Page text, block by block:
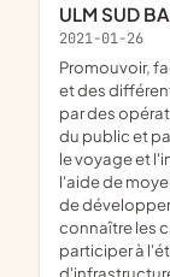
ULM SUD
2021-01-26
promouvoir, faciliter et organiser la pratique de l'aviation
et des
par des
du public et
le voyage et
l'aide de
de
connaître les
participer à